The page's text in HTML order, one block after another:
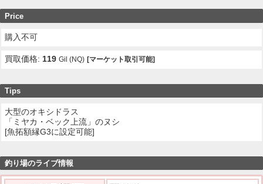
Price
購入不可
買取価格: 119 Gil (NQ) [マーケット取引可能]
Tips
大型のオキシドラス
「ミヤカ・ベック上流」のヌシ
[魚拓額縁G3に設定可能]
釣り場のライブ情報